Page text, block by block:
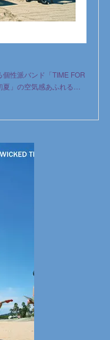
性派バンド「TIME FOR
」の空気感あふれる…